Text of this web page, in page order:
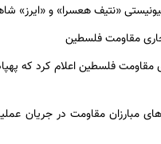
«نتیف هعسرا» و «ایرز»
فلسطین اعلام کرد که
مبارزان مقاومت در جریان